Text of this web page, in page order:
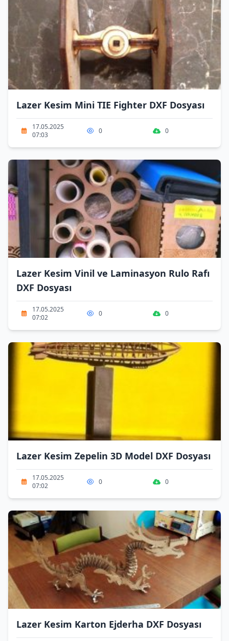
Lazer Kesim Mini TIE Fighter DXF Dosyası
17.05.2025
07:03
0 0
Lazer Kesim Vinil ve Laminasyon Rulo Rafı
DXF Dosyası
17.05.2025
07:02
0 0
Lazer Kesim Zepelin 3D Model DXF Dosyası
17.05.2025
07:02
0 0
Lazer Kesim Karton Ejderha DXF Dosyası